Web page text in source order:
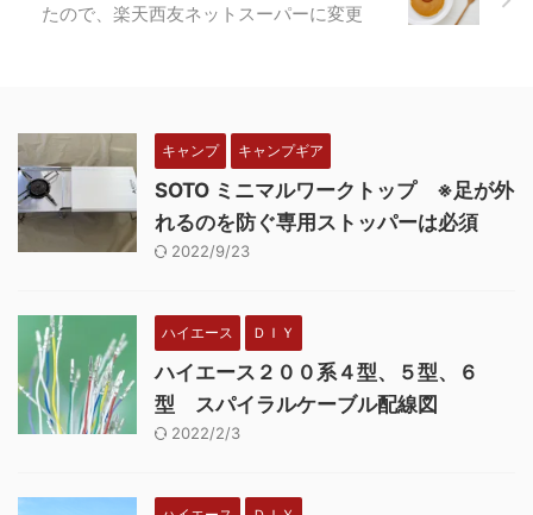
たので、楽天西友ネットスーパーに変更
キャンプ キャンプギア
SOTO ミニマルワークトップ ※足が外
れるのを防ぐ専用ストッパーは必須
2022/9/23
ハイエース ＤＩＹ
ハイエース２００系４型、５型、６
型 スパイラルケーブル配線図
2022/2/3